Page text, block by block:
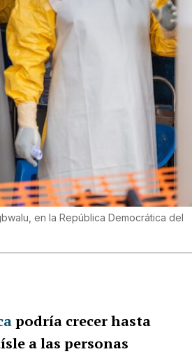
en la República Democrática del
podría crecer hasta
a las personas